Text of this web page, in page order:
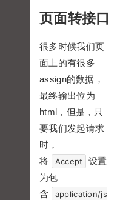
页面转接口
很多时候我们页
面上的有很多
assign的数据，
最终输出位为
html，但是，只
要我们发起请求
时，
将
Accept
设置
为包
含
application/js